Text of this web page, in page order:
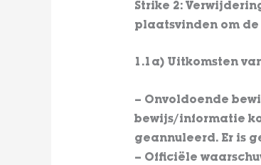
Strike 2:
plaatsvinden om
1.1a) Uitkomsten
– Onvoldoende
bewijs/informatie
geannuleerd. Er is
– Officiële